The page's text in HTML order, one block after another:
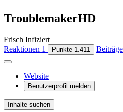
TroublemakerHD
Frisch Infiziert
Reaktionen 1 Punkte 1.411 Beiträge
Website
Benutzerprofil melden
Inhalte suchen